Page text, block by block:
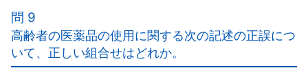
酒類（アルコール）をよく摂取する者では、その代謝
機能が「高まっている」ことが多く、医薬品が「代謝
されやすく」なる。
ｂ○
問 9
高齢者の医薬品の使用に関する次の記述の正誤につ
いて、正しい組合せはどれか。